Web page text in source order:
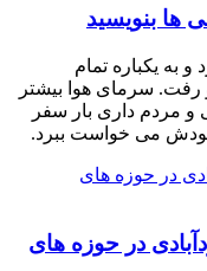
ها بنویسید
و هوا سرد و به یکباره تمام
سرمای هوا بیشتر
مردم داری بار سفر
خودش می خواست ببرد.
در حوزه های